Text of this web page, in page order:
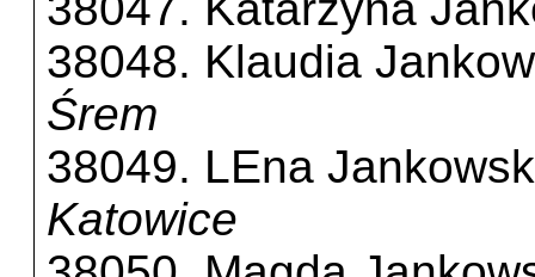
38048. Klaudia
Śrem
38049. LEna
Katowice